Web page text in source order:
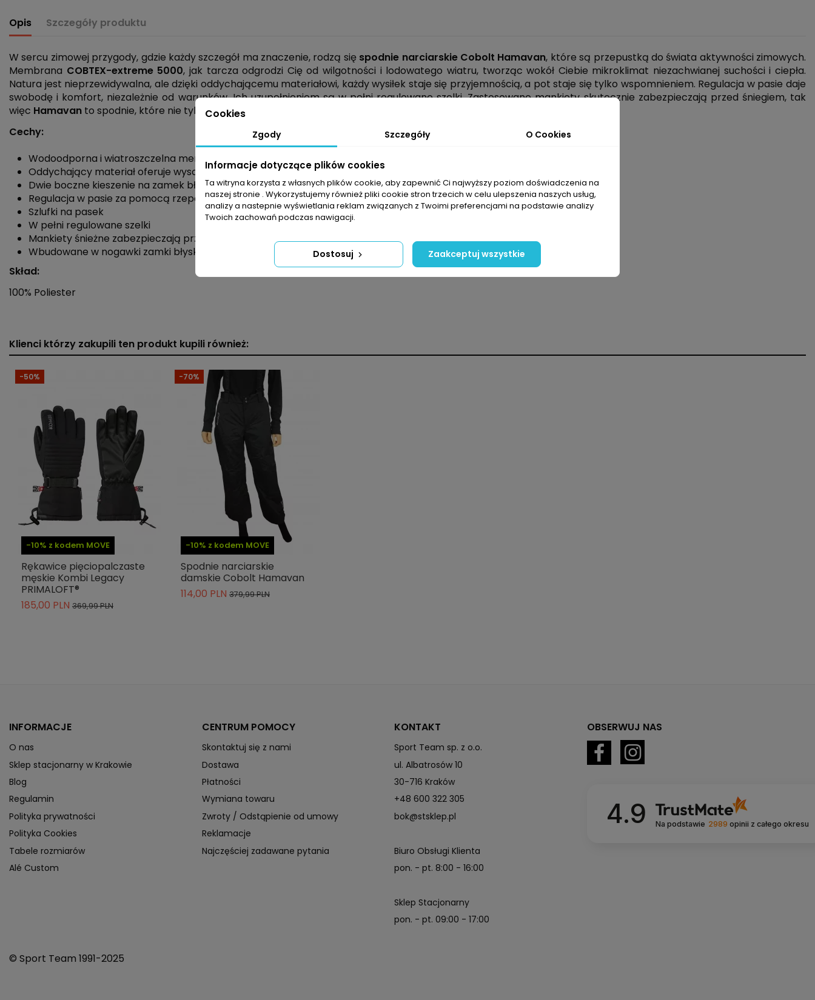
Opis Szczegóły produktu
W sercu zimowej przygody, gdzie każdy szczegół ma znaczenie, rodzą się spodnie narciarskie Cobolt Hamavan, które są przepustką do świata aktywności zimowych.
Membrana COBTEX-extreme 5000, jak tarcza odgrodzi Cię od wilgotności i lodowatego wiatru, tworząc wokół Ciebie mikroklimat niezachwianej suchości i ciepła.
Natura jest nieprzewidywalna, ale dzięki oddychającemu materiałowi, każdy wysiłek staje się przyjemnością, a pot staje się tylko wspomnieniem. Regulacja w pasie daje
swobodę i komfort, niezależnie od warunków. Ich uzupełnieniem są w pełni regulowane szelki. Zastosowane mankiety skutecznie zabezpieczają przed śniegiem, tak
więc Hamavan to spodnie, które nie tylko chronią, ale i podkreślają Twoją indywidualność na stoku.
Cechy:
Wodoodporna i wiatroszczelna membrana
COBTEX-extreme 5000
zapewnia ochronę w wilgotnych warunkach
Oddychający materiał oferuje wysoki komfort podczas intensywnego wysiłku
Dwie boczne kieszenie na zamek błyskawiczny
Regulacja w pasie za pomocą rzepów
Szlufki na pasek
W pełni regulowane szelki
Mankiety śnieżne zabezpieczają przed wnikaniem białego puchu
Wbudowane w nogawki zamki błyskawiczne ułatwiają dopasowanie do butów
Skład:
100% Poliester
Typ produktu
Długość nogawki
Cechy
Kieszenie
Szelki
Membrana
IndeksHEMAVAN M
ean135907614970918
» Podmiot odpowiedzialny
Klienci którzy zakupili ten produkt kupili również:
-10% z kodem MOVE
-50%
Rękawice pięciopalczaste
męskie Kombi Legacy
PRIMALOFT®
185,00 PLN 369,99 PLN
-10% z kodem MOVE
-70%
Spodnie narciarskie
damskie Cobolt Hamavan
114,00 PLN 379,99 PLN
INFORMACJE
O nas
Sklep stacjonarny w Krakowie
Blog
Regulamin
Polityka prywatności
Polityka Cookies
Tabele rozmiarów
Alé Custom
CENTRUM POMOCY
Skontaktuj się z nami
Dostawa
Płatności
Wymiana towaru
Zwroty / Odstąpienie od umowy
Reklamacje
Najczęściej zadawane pytania
KONTAKT
Sport Team sp. z o.o.
ul. Albatrosów 10
30-716 Kraków
+48 600 322 305
bok@stsklep.pl
Biuro Obsługi Klienta
pon. - pt. 8:00 - 16:00
Sklep Stacjonarny
pon. - pt. 09:00 - 17:00
Cookies
Zgody Szczegóły O Cookies
Informacje dotyczące plików cookies
Ta witryna korzysta z własnych plików cookie, aby zapewnić Ci najwyższy poziom doświadczenia na
naszej stronie . Wykorzystujemy również pliki cookie stron trzecich w celu ulepszenia naszych usług,
analizy a nastepnie wyświetlania reklam związanych z Twoimi preferencjami na podstawie analizy
Twoich zachowań podczas nawigacji.
Dostosuj Zaakceptuj wszystkie
OBSERWUJ NAS
4.9 Na podstawie 2989 opinii z całego okresu
© Sport Team 1991-2025